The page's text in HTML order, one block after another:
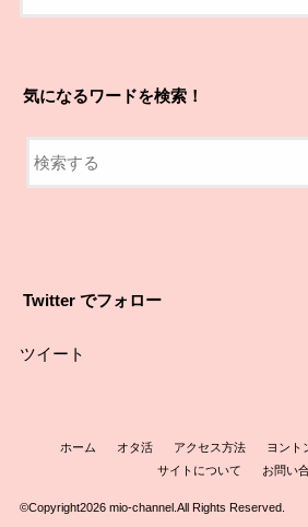
気になるワードを検索！
Twitter でフォロー
ツイート
ホーム オタ活 アクセス方法 ヨント
サイトについて
お問い
©Copyright2026 mio-channel.All Rights Reserved.